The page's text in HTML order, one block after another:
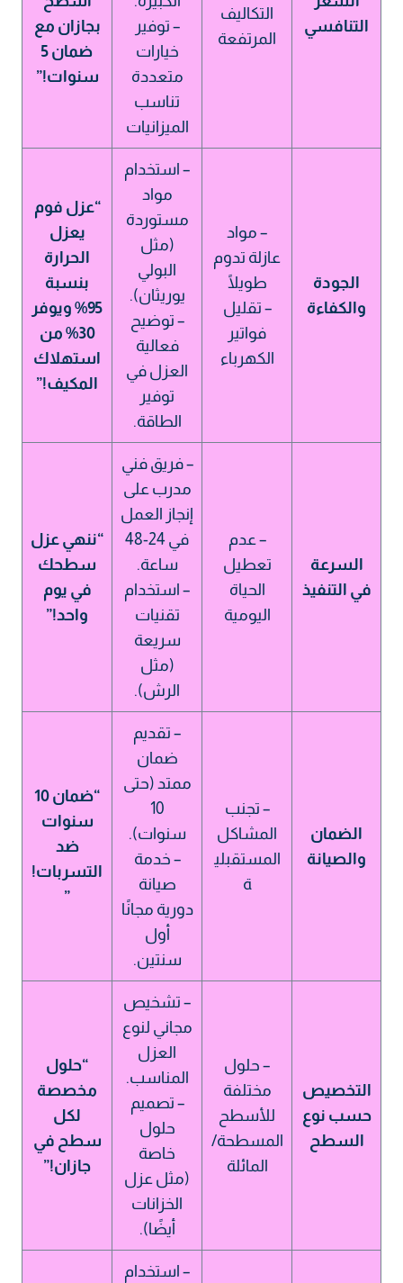
التنافسي
التكاليف
المرتفعة
– توفير
خيارات
متعددة
تناسب
الميزانيات
بجازان مع
ضمان 5
سنوات!”
الجودة
والكفاءة
– مواد
عازلة تدوم
طويلًا
– تقليل
فواتير
الكهرباء
– استخدام
مواد
مستوردة
(مثل
البولي
يوريثان).
– توضيح
فعالية
العزل في
توفير
الطاقة.
“عزل فوم
يعزل
الحرارة
بنسبة
95% ويوفر
30% من
استهلاك
المكيف!”
السرعة
في التنفيذ
– عدم
تعطيل
الحياة
اليومية
– فريق فني
مدرب على
إنجاز العمل
في 24-48
ساعة.
– استخدام
تقنيات
سريعة
(مثل
الرش).
“ننهي عزل
سطحك
في يوم
واحد!”
الضمان
والصيانة
– تجنب
المشاكل
المستقبلي
ة
– تقديم
ضمان
ممتد (حتى
10
سنوات).
– خدمة
صيانة
دورية مجانًا
أول
سنتين.
“ضمان 10
سنوات
ضد
التسربات!
”
التخصيص
حسب نوع
السطح
– حلول
مختلفة
للأسطح
المسطحة/
المائلة
– تشخيص
مجاني لنوع
العزل
المناسب.
– تصميم
حلول
خاصة
(مثل عزل
الخزانات
أيضًا).
“حلول
مخصصة
لكل
سطح في
جازان!”
– استخدام